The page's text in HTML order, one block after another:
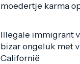
moedertje karma
Illegale immigrant
bizar ongeluk met
Californië